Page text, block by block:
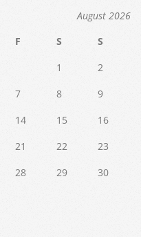
August 2026
F S
S
1
2
7 8
9
14 15
16
21 22
23
28 29
30